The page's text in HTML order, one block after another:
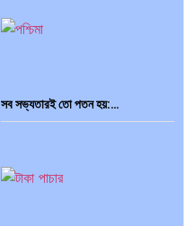
সব সভ্যতারই তো পতন হয়:…